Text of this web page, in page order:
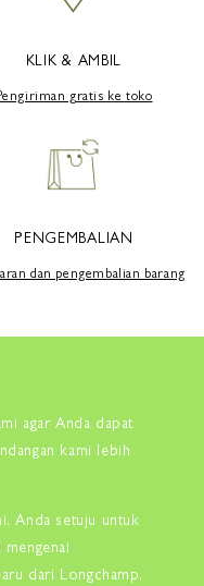
KLIK & AMBIL
gratis ke toko
PENGEMBALIAN
dan pengembalian barang
agar Anda dapat
kami lebih
Anda setuju untuk
dari Longchamp,